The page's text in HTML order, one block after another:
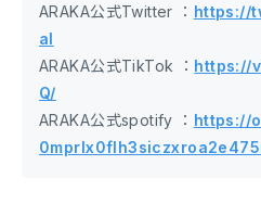
ARAKA公式Twitter ： https://
al
ARAKA公式TikTok ： https://
Q/
ARAKA公式spotify ： https://